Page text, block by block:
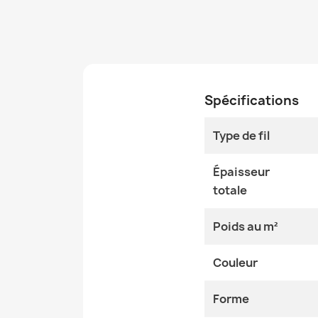
Spécifications
Type de fil
Épaisseur
totale
Poids au m²
Couleur
Forme